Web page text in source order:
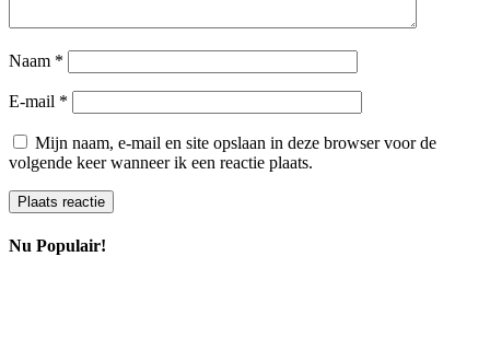
Naam *
E-mail *
Mijn naam, e-mail en site opslaan in deze browser voor de
volgende keer wanneer ik een reactie plaats.
Nu Populair!